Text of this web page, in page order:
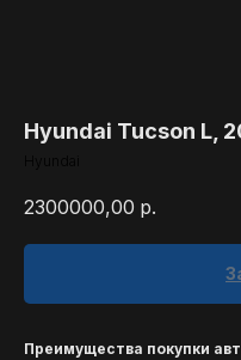
Hyundai Tucson L,
2300000,00 р.
Преимущества покупки